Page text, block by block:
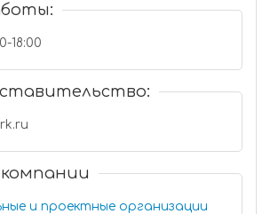
18:00
и проектные организации